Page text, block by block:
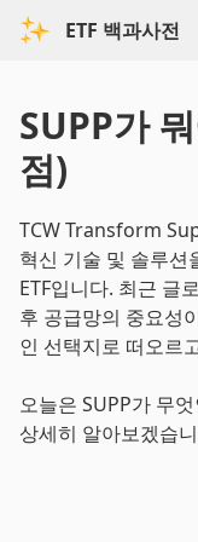
ETF 백과사전
SUPP가
점)
TCW Transform
혁신 기술 및 솔루션
ETF입니다. 최근 글
후 공급망의 중요성
인 선택지로 떠오르
오늘은 SUPP가 무
상세히 알아보겠습